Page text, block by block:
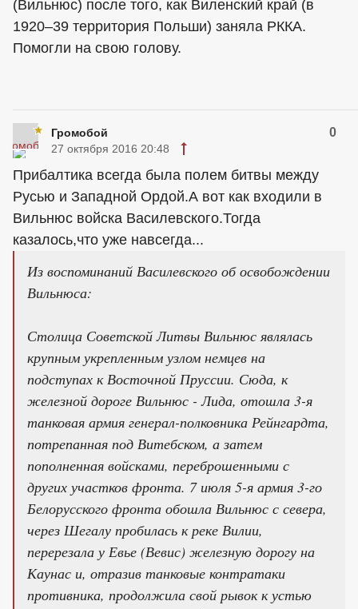
(Вильнюс) после того, как Виленский край (в
1920–39 территория Польши) заняла РККА.
Помогли на свою голову.
Громобой 0
27 октября 2016 20:48
Прибалтика всегда была полем битвы между
Русью и Западной Ордой.А вот как входили в
Вильнюс войска Василевского.Тогда
казалось,что уже навсегда...
Из воспоминаний Василевского об освобождении
Вильнюса:
Столица Советской Литвы Вильнюс являлась
крупным укрепленным узлом немцев на
подступах к Восточной Пруссии. Сюда, к
железной дороге Вильнюс - Лида, отошла 3-я
танковая армия генерал-полковника Рейнгардта,
потрепанная под Витебском, а затем
пополненная войсками, переброшенными с
других участков фронта. 7 июля 5-я армия 3-го
Белорусского фронта обошла Вильнюс с севера,
через Шегалу пробилась к реке Вилии,
перерезала у Евье (Вевис) железную дорогу на
Каунас и, отразив танковые контратаки
противника, продолжила свой рывок к устью